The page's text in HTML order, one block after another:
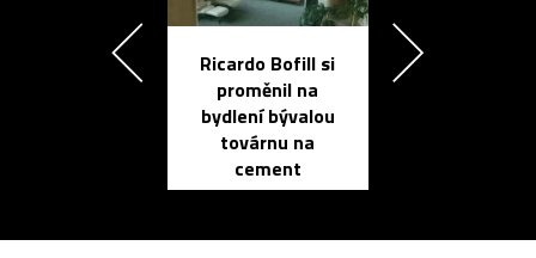
Ricardo Bofill si
proměnil na
bydlení bývalou
továrnu na
cement